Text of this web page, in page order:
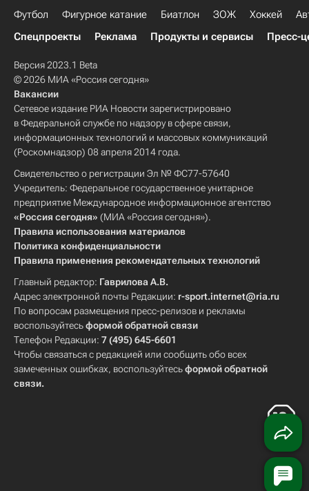
Футбол Фигурное катание Биатлон ЗОЖ Хоккей
Спецпроекты
Реклама Продукты и сервисы Пресс-
Версия 2023.1 Beta
© 2026 МИА «Россия сегодня»
Вакансии
Сетевое издание РИА Новости зарегистрировано
в Федеральной службе по надзору в сфере связи,
информационных технологий и массовых коммуникаций
(Роскомнадзор) 08 апреля 2014 года.
Свидетельство о регистрации Эл № ФС77-57640
Учредитель: Федеральное государственное унитарное
предприятие Международное информационное агентство
«Россия сегодня» (МИА «Россия сегодня»).
Правила использования материалов
Политика конфиденциальности
Правила применения рекомендательных технологий
Главный редактор: Гаврилова А.В.
Адрес электронной почты Редакции: r-sport.internet@ria.ru
По вопросам размещения пресс-релизов и рекламы
воспользуйтесьформой обратной связи
Телефон Редакции: 7 (495) 645-6601
Чтобы связаться с редакцией или сообщить обо всех
замеченных ошибках, воспользуйтесьформой обратной
связи.